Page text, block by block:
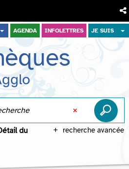
AGENDA INFOLETTRES JE SUIS
recherche avancée
du